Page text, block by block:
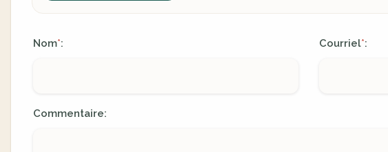
Nom*: Courriel*:
Commentaire: